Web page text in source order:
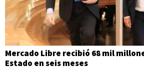
Mercado Libre recibió 68 mil
Estado en seis meses